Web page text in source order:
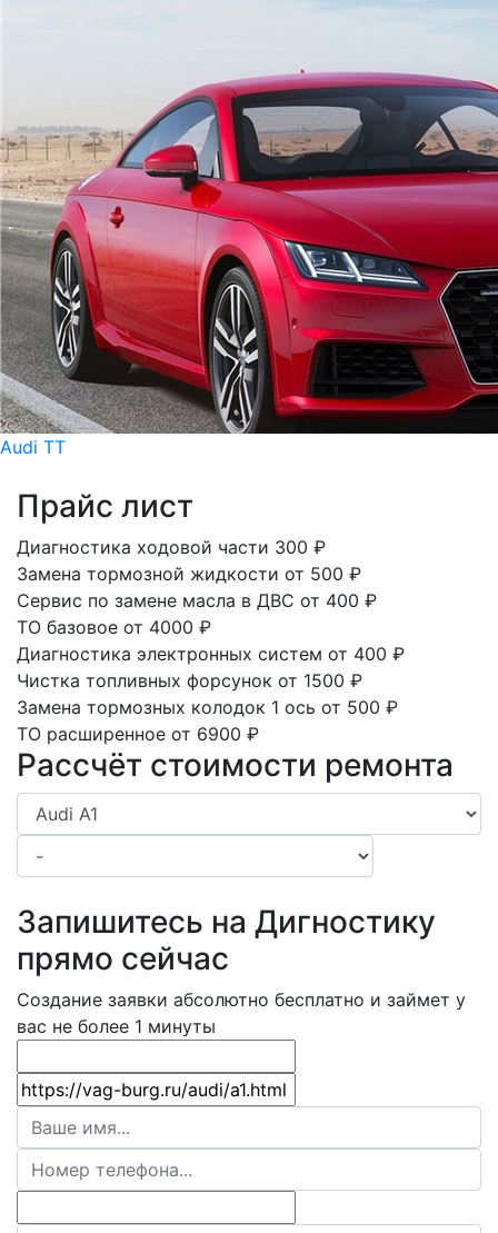
Audi TT
Прайс лист
Диагностика ходовой части 300 ₽
Замена тормозной жидкости от 500 ₽
Сервис по замене масла в ДВС от 400 ₽
ТО базовое от 4000 ₽
Диагностика электронных систем от 400 ₽
Чистка топливных форсунок от 1500 ₽
Замена тормозных колодок 1 ось от 500 ₽
ТО расширенное от 6900 ₽
Рассчёт стоимости ремонта
Запишитесь на Дигностику
прямо сейчас
Создание заявки абсолютно бесплатно и займет у
вас не более 1 минуты